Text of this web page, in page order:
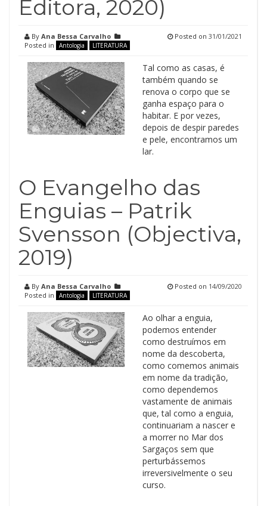
Editora, 2020)
By Ana Bessa Carvalho
Posted in
Antologia LITERATURA
Posted on 31/01/2021
Tal como as casas, é
também quando se
renova o corpo que se
ganha espaço para o
habitar. E por vezes,
depois de despir paredes
e pele, encontramos um
lar.
O Evangelho das
Enguias – Patrik
Svensson (Objectiva,
2019)
By Ana Bessa Carvalho
Posted in
Antologia LITERATURA
Posted on 14/09/2020
Ao olhar a enguia,
podemos entender
como destruímos em
nome da descoberta,
como comemos animais
em nome da tradição,
como dependemos
vastamente de animais
que, tal como a enguia,
continuariam a nascer e
a morrer no Mar dos
Sargaços sem que
perturbássemos
irreversivelmente o seu
curso.